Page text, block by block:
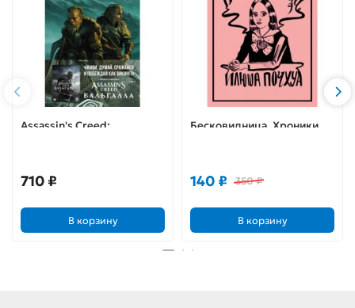
Assassin's Creed:
710 ₽
В корзину
Бесковидница. Хроники
140 ₽ 350 ₽
В корзину